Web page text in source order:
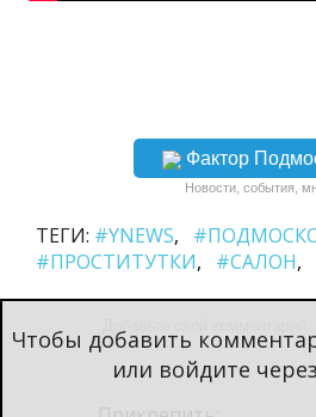
Фактор
Новости, события,
ТЕГИ: #YNEWS
#ПРОСТИТУТКИ
#САЛОН
Чтобы добавить
или войдите через